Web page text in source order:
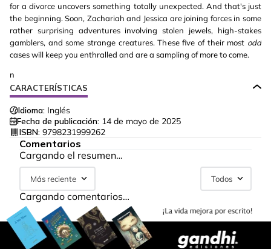
for a divorce uncovers something totally unexpected. And that's just
the beginning. Soon, Zachariah and Jessica are joining forces in some
rather surprising adventures involving stolen jewels, high-stakes
gamblers, and some strange creatures. These five of their most odd
cases will keep you enthralled and are a sampling of more to come.
n
CARACTERÍSTICAS
Idioma: Inglés
Fecha de publicación: 14 de mayo de 2025
ISBN: 9798231999262
Comentarios
Cargando el resumen…
Más reciente Todos
Cargando comentarios…